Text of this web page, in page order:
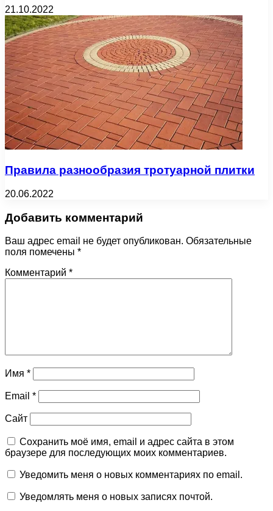
21.10.2022
Правила разнообразия тротуарной плитки
20.06.2022
Добавить комментарий
Ваш адрес email не будет опубликован. Обязательные
поля помечены *
Комментарий *
Имя *
Email *
Сайт
Сохранить моё имя, email и адрес сайта в этом
браузере для последующих моих комментариев.
Уведомить меня о новых комментариях по email.
Уведомлять меня о новых записях почтой.